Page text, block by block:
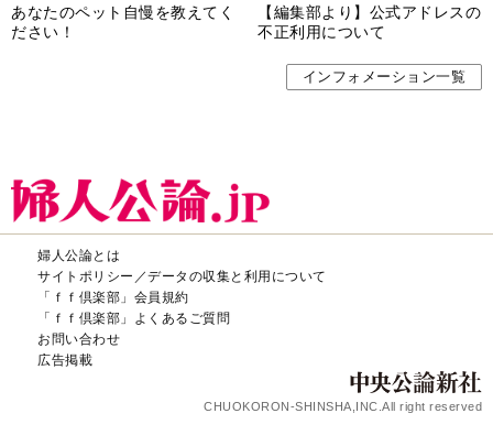
あなたのペット自慢を教えてく
ださい！
【編集部より】公式アドレスの
不正利用について
インフォメーション一覧
婦人公論とは
サイトポリシー／データの収集と利用について
「ｆｆ倶楽部」会員規約
「ｆｆ倶楽部」よくあるご質問
お問い合わせ
広告掲載
CHUOKORON-SHINSHA,INC.All right reserved